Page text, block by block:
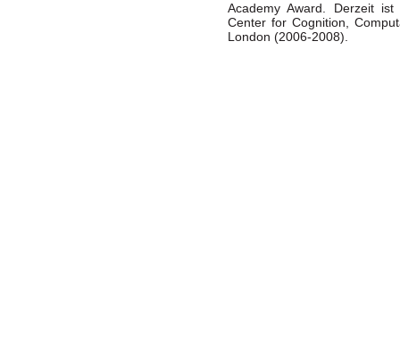
Academy Award. Derzeit
Center for Cognition,
London (2006-2008).